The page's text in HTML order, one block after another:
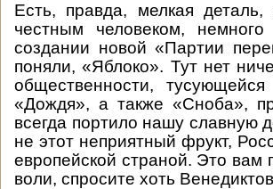
Есть, правда, мелкая
честным человеком,
создании новой «Партии
поняли, «Яблоко». Тут нет
общественности,
«Дождя», а также «Сноба»,
всегда портило нашу славную
не этот неприятный фрукт,
европейской страной. Это вам
воли, спросите хоть